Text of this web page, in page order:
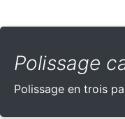
Polissage
Polissage en trois